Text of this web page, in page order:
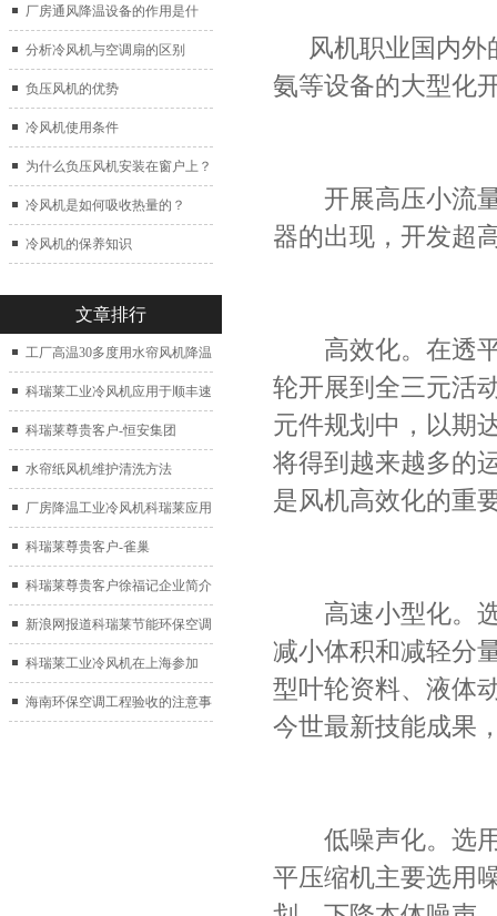
厂房通风降温设备的作用是什
么？
分析冷风机与空调扇的区别
负压风机的优势
冷风机使用条件
为什么负压风机安装在窗户上？
冷风机是如何吸收热量的？
冷风机的保养知识
文章排行
工厂高温30多度用水帘风机降温
科瑞莱工业冷风机应用于顺丰速
运仓库通风降温
科瑞莱尊贵客户-恒安集团
水帘纸风机维护清洗方法
厂房降温工业冷风机科瑞莱应用
于广州制鞋厂
科瑞莱尊贵客户-雀巢
科瑞莱尊贵客户徐福记企业简介
新浪网报道科瑞莱节能环保空调
扇
科瑞莱工业冷风机在上海参加
2017中国制冷展
海南环保空调工程验收的注意事
风机职业国内外
氨等设备的大型化
开展高压小流量
器的出现，开发超
高效化。在透平
轮开展到全三元活
元件规划中，以期
将得到越来越多的
是风机高效化的重
高速小型化。选
减小体积和减轻分
型叶轮资料、液体
今世最新技能成果
低噪声化。选用
平压缩机主要选用